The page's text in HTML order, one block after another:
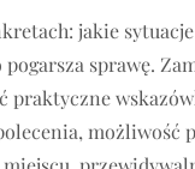
jakie
pogarsza sprawę.
praktyczne
możliwość